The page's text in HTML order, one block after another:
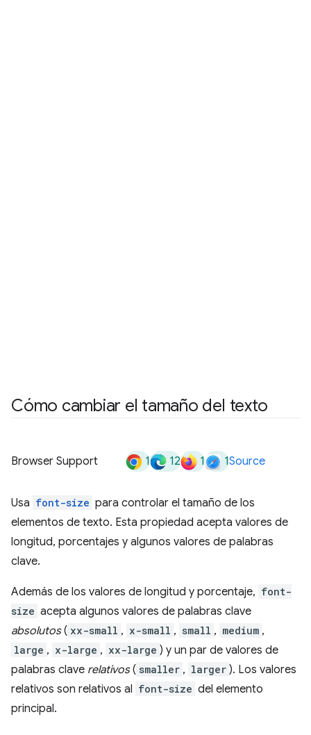
Cómo cambiar el tamaño del texto
Browser Support 1 12 1 1Source
Usa font-size para controlar el tamaño de los
elementos de texto. Esta propiedad acepta valores de
longitud, porcentajes y algunos valores de palabras
clave.
Además de los valores de longitud y porcentaje, font-
size acepta algunos valores de palabras clave
absolutos( xx-small , x-small , small , medium ,
large , x-large , xx-large ) y un par de valores de
palabras clave relativos( smaller , larger ). Los valores
relativos son relativos al font-size del elemento
principal.